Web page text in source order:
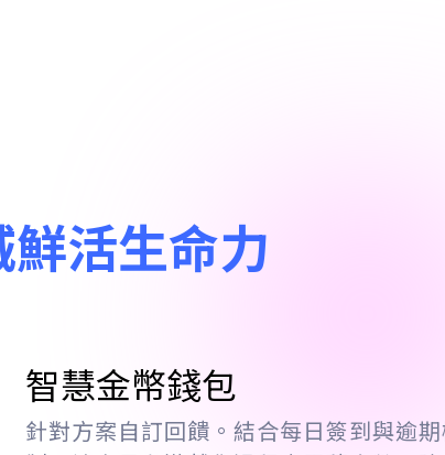
活生命力
智慧金幣錢包
針對方案自訂回饋。結合每日簽到與逾期